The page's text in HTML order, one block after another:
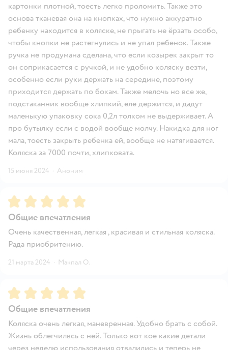
картонки плотной, тоесть легко проломить. Также это
основа тканевая она на кнопках, что нужно аккуратно
ребенку находится в коляске, не прыгать не ёрзать особо,
чтобы кнопки не растегнулись и не упал ребенок. Также
ручка не продумана сделана, что если козырек закрыт то
он соприкасается с ручкой, и не удобно коляску везти,
особенно если руки держать на середине, поэтому
приходится держать по бокам. Также мелочь но все же,
подстаканник вообще хлипкий, еле держится, и дадут
маленькую упаковку сока 0,2л толком не выдерживает. А
про бутылку если с водой вообще молчу. Накидка для ног
мала, тоесть закрыть ребенка ей, вообще не натягивается.
Коляска за 7000 почти, хлипковата.
15 июня 2024 · Аноним
Рейтинг:5
Общие впечатления
Очень качественная, легкая , красивая и стильная коляска.
Рада приобритению.
21 марта 2024 · Макпал О.
Рейтинг:5
Общие впечатления
Коляска очень легкая, маневренная. Удобно брать с собой.
Жизнь облегчилвсь с ней. Только вот кое какие детали
через неделю использования отвалились и теперь не